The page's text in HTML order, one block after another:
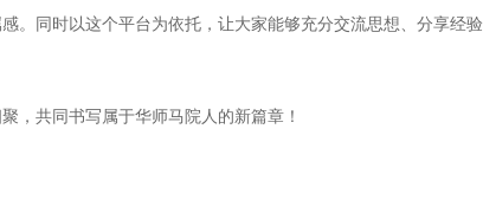
同时以这个平台为依托，让大家能够充分交流思想、分享经
，共同书写属于华师马院人的新篇章！